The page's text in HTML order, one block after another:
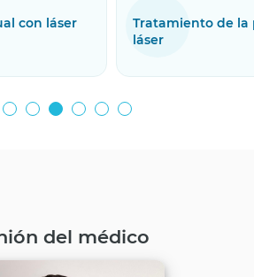
con láser
Tratamiento de la
láser
del médico